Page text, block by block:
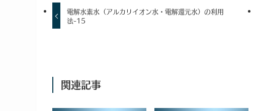
電解水素水（アルカリイオン水・電解還元水）の利用
法-15
関連記事